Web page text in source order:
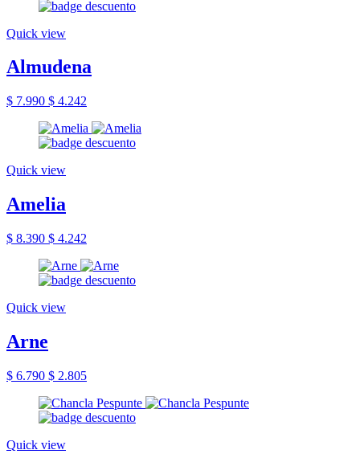
Quick view
Almudena
$ 7.990 $ 4.242
Quick view
Amelia
$ 8.390 $ 4.242
Quick view
Arne
$ 6.790 $ 2.805
Quick view